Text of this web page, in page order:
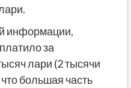
информации,
за
лари (2 тысячи
большая часть